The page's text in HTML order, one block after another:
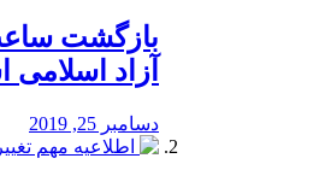
بازگشت
آزاد اسلامی
دسامبر 25, 2019